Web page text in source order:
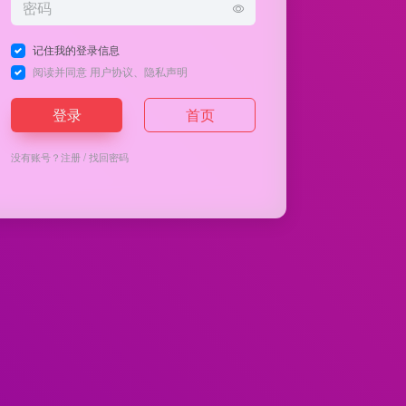
记住我的登录信息
阅读并同意 用户协议 隐私声明
登录 首页
没有账号？注册/找回密码